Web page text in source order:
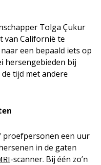
Tolga Çukur
van Californië te
een bepaald iets op
hersengebieden bij
tijd met andere
proefpersonen een uur
in de gaten
-scanner. Bij één zo’n